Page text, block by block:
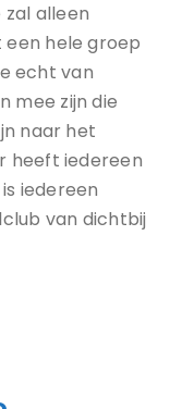
alleen
een hele groep
echt van
mee zijn die
naar het
heeft iedereen
iedereen
van dichtbij